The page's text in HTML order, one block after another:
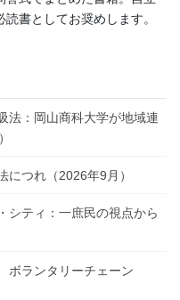
書としてお奨めします。
法：岡山商科大学が地域連
につれ（2026年9月）
シティ：一庶民の視点から
ボランタリーチェーン